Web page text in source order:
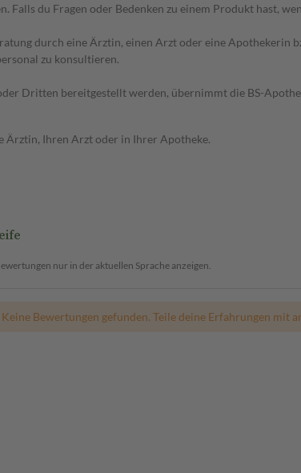
du Fragen oder Bedenken zu einem Produkt hast,
durch eine Ärztin, einen Arzt oder eine Apothekerin
zu konsultieren.
Dritten bereitgestellt werden, übernimmt die BS-
Ärztin, Ihren Arzt oder in Ihrer Apotheke.
nur in der aktuellen Sprache anzeigen.
Keine Bewertungen gefunden. Teile deine Erfahrungen mit